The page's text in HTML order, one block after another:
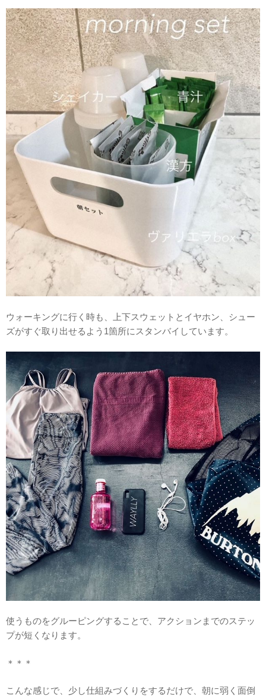
ウォーキングに行く時も、上下スウェットとイヤホン、シュー
ズがすぐ取り出せるよう1箇所にスタンバイしています。
使うものをグルーピングすることで、アクションまでのステッ
プが短くなります。
＊＊＊
こんな感じで、少し仕組みづくりをするだけで、朝に弱く面倒